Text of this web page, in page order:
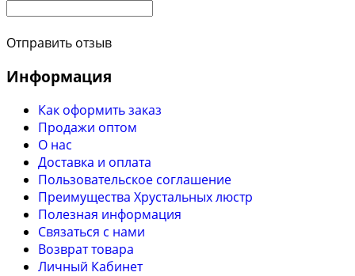
Отправить отзыв
Информация
Как оформить заказ
Продажи оптом
О нас
Доставка и оплата
Пользовательское соглашение
Преимущества Хрустальных люстр
Полезная информация
Связаться с нами
Возврат товара
Личный Кабинет